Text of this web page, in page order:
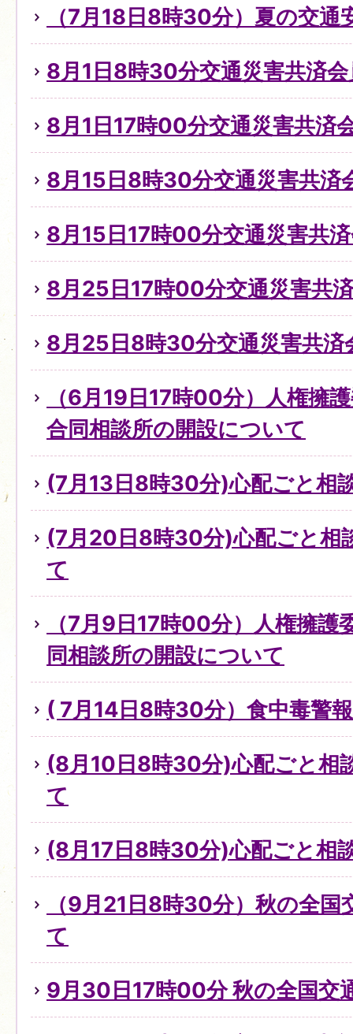
（7月18日8時30分）夏の交通
8月1日8時30分交通災害共済
8月1日17時00分交通災害共済
8月15日8時30分交通災害共済
8月15日17時00分交通災害共
8月25日17時00分交通災害共
8月25日8時30分交通災害共済
（6月19日17時00分）人権擁
合同相談所の開設について
(7月13日8時30分)心配ごと相
(7月20日8時30分)心配ごと相
て
（7月9日17時00分）人権擁護
同相談所の開設について
( 7月14日8時30分）食中毒警
(8月10日8時30分)心配ごと相
て
(8月17日8時30分)心配ごと相
（9月21日8時30分）秋の全国
て
9月30日17時00分 秋の全国交